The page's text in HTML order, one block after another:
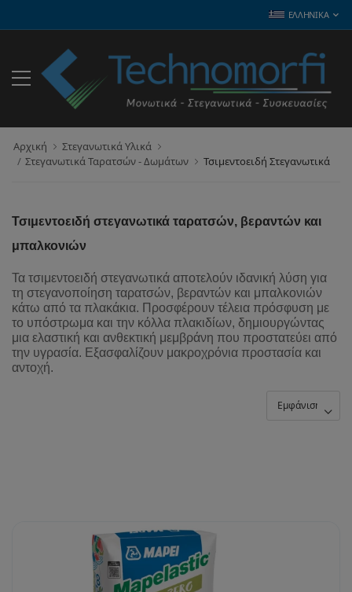
ΕΛΛΗΝΙΚΆ
Αρχική
Στεγανωτικά Υλικά
Στεγανωτικά Ταρατσών - Δωμάτων
Τσιμεντοειδή Στεγανωτικά
Τσιμεντοειδή στεγανωτικά ταρατσών, βεραντών και
μπαλκονιών
Τα τσιμεντοειδή στεγανωτικά αποτελούν ιδανική λύση για
τη στεγανοποίηση ταρατσών, βεραντών και μπαλκονιών
κάτω από τα πλακάκια. Προσφέρουν τέλεια πρόσφυση με
το υπόστρωμα και την κόλλα πλακιδίων, δημιουργώντας
μια ελαστική και ανθεκτική μεμβράνη που προστατεύει από
την υγρασία. Εξασφαλίζουν μακροχρόνια προστασία και
αντοχή.